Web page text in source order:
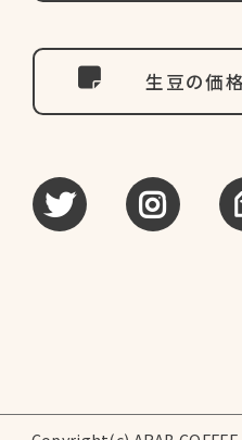
tweet
生豆の価